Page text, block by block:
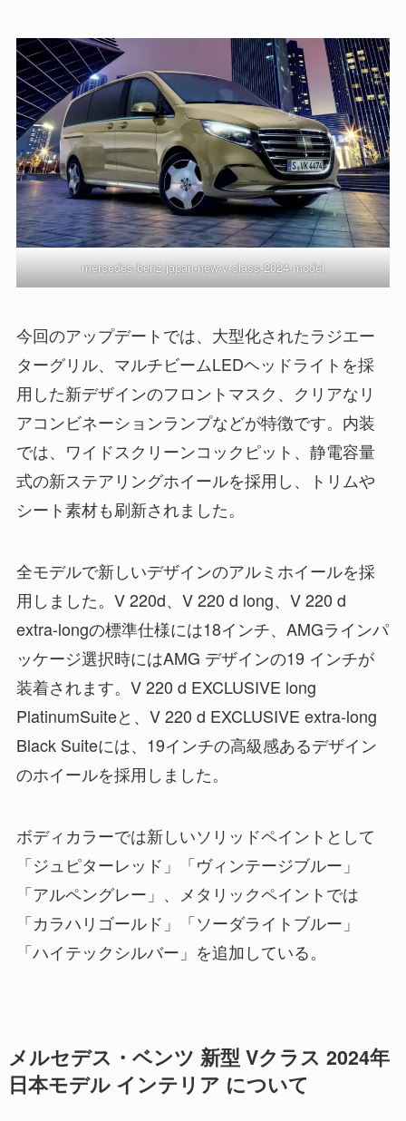
mercedes-benz-japan-new-v-class-2024-model
今回のアップデートでは、大型化されたラジエー
ターグリル、マルチビームLEDヘッドライトを採
用した新デザインのフロントマスク、クリアなリ
アコンビネーションランプなどが特徴です。内装
では、ワイドスクリーンコックピット、静電容量
式の新ステアリングホイールを採用し、トリムや
シート素材も刷新されました。
全モデルで新しいデザインのアルミホイールを採
用しました。V 220d、V 220 d long、V 220 d
extra-longの標準仕様には18インチ、AMGラインパ
ッケージ選択時にはAMG デザインの19 インチが
装着されます。V 220 d EXCLUSIVE long
PlatinumSuiteと、V 220 d EXCLUSIVE extra-long
Black Suiteには、19インチの高級感あるデザイン
のホイールを採用しました。
ボディカラーでは新しいソリッドペイントとして
「ジュピターレッド」「ヴィンテージブルー」
「アルペングレー」、メタリックペイントでは
「カラハリゴールド」「ソーダライトブルー」
「ハイテックシルバー」を追加している。
メルセデス・ベンツ 新型 Vクラス 2024年
日本モデル インテリア について